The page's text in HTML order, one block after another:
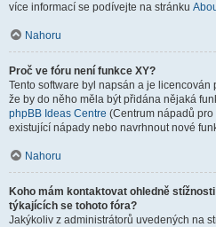
více informací se podívejte na stránku
Nahoru
Proč ve fóru není funkce XY?
Tento software byl napsán a je
že by do něho měla být přidána nějaká
phpBB Ideas Centre (Centrum nápadů
existující nápady nebo navrhnout nové
Nahoru
Koho mám kontaktovat ohledně
týkajících se tohoto fóra?
Jakýkoliv z administrátorů uvedených na